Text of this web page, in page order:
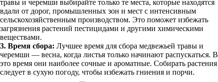
травы и черемши выбирайте только те места, которые находятся
вдали от дорог, промышленных зон и мест с интенсивным
сельскохозяйственным производством. Это поможет избежать
загрязнения растений пестицидами и другими химическими
веществами.
3. Время сбора: Лучшее время для сбора медвежьей травы и
черемши — весна, когда листья только начинают распускаться. В
это время они наиболее сочные и ароматные. Собирать растения
следует в сухую погоду, чтобы избежать гниения и порчи.